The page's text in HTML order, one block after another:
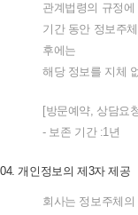
관계법령의 규정에
기간 동안 정보주
후에는
해당 정보를 지체
[방문예약, 상담요
- 보존 기간:1년
04.개인정보의 제3자 제공
회사는 정보주체의